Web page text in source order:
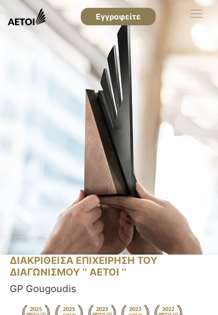
Εγγραφείτε
ΔΙΑΚΡΙΘΕΙΣΑ ΕΠΙΧΕΙΡΗΣΗ ΤΟΥ
ΔΙΑΓΩΝΙΣΜΟΥ ‘’ ΑΕΤΟΙ ‘’
GP Gougoudis